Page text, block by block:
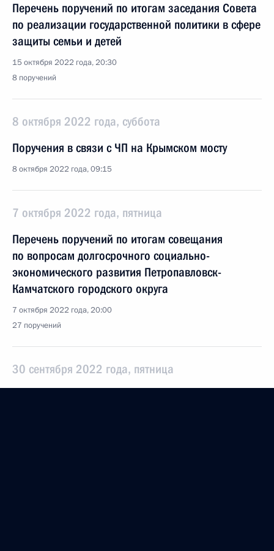
Перечень поручений по итогам заседания Совета
по реализации государственной политики в сфере
защиты семьи и детей
15 октября 2022 года, 20:30
8 поручений
8 октября 2022 года, суббота
Поручения в связи с ЧП на Крымском мосту
8 октября 2022 года, 09:15
7 октября 2022 года, пятница
Перечень поручений по итогам совещания
по вопросам долгосрочного социально-
экономического развития Петропавловск-
Камчатского городского округа
7 октября 2022 года, 20:00
27 поручений
30 сентября 2022 года, пятница